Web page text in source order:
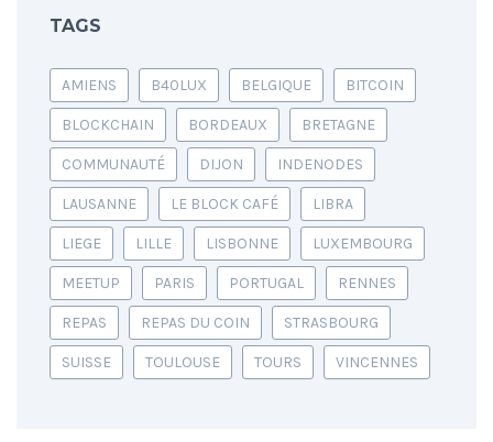
TAGS
AMIENS B40LUX BELGIQUE BITCOIN
BLOCKCHAIN BORDEAUX BRETAGNE
COMMUNAUTÉ DIJON INDENODES
LAUSANNE LE BLOCK CAFÉ LIBRA
LIEGE LILLE LISBONNE LUXEMBOURG
MEETUP PARIS PORTUGAL RENNES
REPAS REPAS DU COIN STRASBOURG
SUISSE TOULOUSE TOURS VINCENNES